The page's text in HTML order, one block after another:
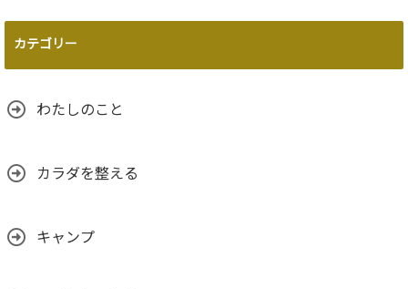
カテゴリー
わたしのこと
カラダを整える
キャンプ